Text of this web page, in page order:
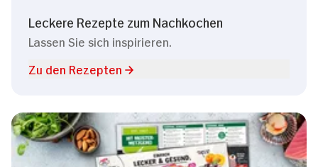
Leckere Rezepte zum Nachkochen
Lassen Sie sich inspirieren.
Zu den Rezepten